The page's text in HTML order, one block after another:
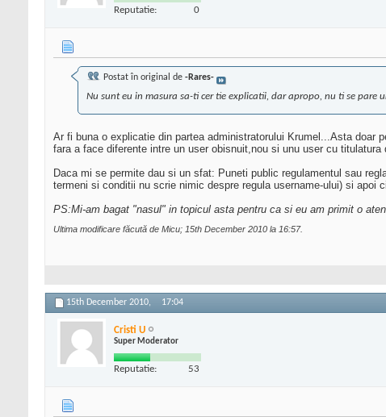
Reputatie: 0
Postat în original de -Rares-
Nu sunt eu in masura sa-ti cer tie explicatii, dar apropo, nu ti se pare
Ar fi buna o explicatie din partea administratorului Krumel...Asta doar
fara a face diferente intre un user obisnuit,nou si unu user cu
Daca mi se permite dau si un sfat: Puneti public regulamentul sau
termeni si conditii nu scrie nimic despre regula username-ului) si apoi
PS:Mi-am bagat "nasul" in topicul asta pentru ca si eu am primit o
Ultima modificare făcută de Micu; 15th December 2010 la 16:57.
15th December 2010, 17:04
Cristi U
Super Moderator
Reputatie: 53